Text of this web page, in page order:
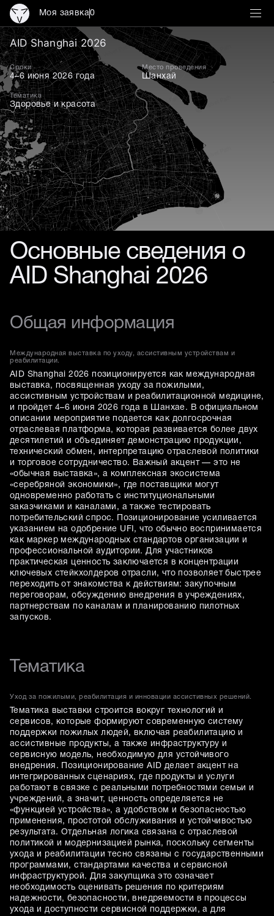
Моя заявка0
AID Шанхай
AID Shanghai 2026
Сроки
4–6 июня 2026 года
Место проведения
Шанхай
Тематика
Здоровье и красота
Основные сведения о
AID Shanghai 2026
Общая информация
Международная выставка по уходу, ассистивным устройствам и
реабилитации.
AID Shanghai 2026 позиционируется как международная
выставка, посвященная уходу за пожилыми,
ассистивным устройствам и реабилитационной медицине,
и пройдет 4–6 июня 2026 года в Шанхае. В официальном
описании мероприятие подается как долгосрочная
отраслeвая платформа, которая развивается более двух
десятилетий и объединяет демонстрацию продукции,
технический обмен, интерпретацию отраслевой политики
и торговое сотрудничество. Важный акцент — это не
«обычная выставка», а комплексная экосистема
«серебряной экономики», где поставщики могут
одновременно работать с институциональными
заказчиками и каналами, а также тестировать
потребительский спрос. Позиционирование усиливается
указанием на одобрение UFI, что обычно воспринимается
как маркер международных стандартов организации и
профессиональной аудитории. Для участников
практическая ценность заключается в концентрации
ключевых стейкхолдеров отрасли, что позволяет быстрее
переходить от знакомства к действиям: закупочным
переговорам, обсуждению внедрения в учреждениях,
партнерствам по каналам и планированию пилотных
запусков.
Тематика
Уход за пожилыми, реабилитация и инновации ассистивных решений.
Тематика выставки строится вокруг технологий и
сервисов, которые формируют современную систему
поддержки пожилых людей, включая реабилитацию и
ассистивные продукты, а также инфраструктуру и
сервисную модель, необходимую для устойчивого
внедрения. Позиционирование AID делает акцент на
интегрированных сценариях, где продукты и услуги
работают в связке с реальными потребностями семьи и
учреждений, а значит, ценность определяется не
«функцией устройства», а удобством и безопасностью
применения, простотой обслуживания и устойчивостью
результата. Отдельная логика связана с отраслевой
политикой и модернизацией рынка, поскольку сегменты
ухода и реабилитации тесно связаны с государственными
программами, стандартами качества и сервисной
инфраструктурой. Для закупщика это означает
необходимость оценивать решения по критериям
надежности, безопасности, внедряемости в процессы
ухода и доступности сервисной поддержки, а для